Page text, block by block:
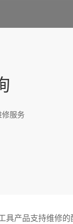
服务
具产品支持维修